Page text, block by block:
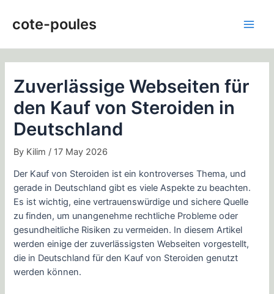
cote-poules
Zuverlässige Webseiten für
den Kauf von Steroiden in
Deutschland
By Kilim / 17 May 2026
Der Kauf von Steroiden ist ein kontroverses Thema, und
gerade in Deutschland gibt es viele Aspekte zu beachten.
Es ist wichtig, eine vertrauenswürdige und sichere Quelle
zu finden, um unangenehme rechtliche Probleme oder
gesundheitliche Risiken zu vermeiden. In diesem Artikel
werden einige der zuverlässigsten Webseiten vorgestellt,
die in Deutschland für den Kauf von Steroiden genutzt
werden können.
navigation